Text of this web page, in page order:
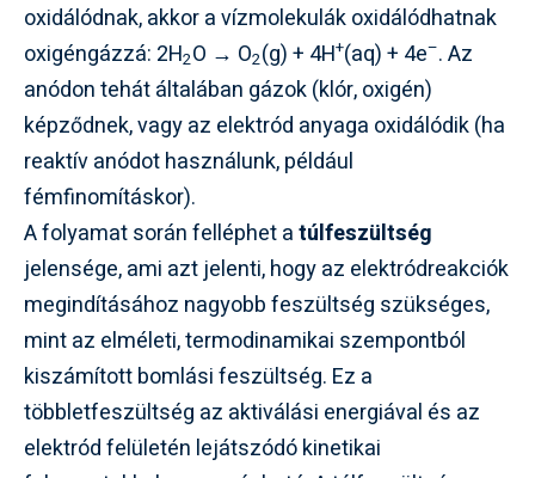
oxidálódnak, akkor a vízmolekulák oxidálódhatnak
oxigéngázzá: 2H2O → O2(g) + 4H+(aq) + 4e–. Az
anódon tehát általában gázok (klór, oxigén)
képződnek, vagy az elektród anyaga oxidálódik (ha
reaktív anódot használunk, például
fémfinomításkor).
A folyamat során felléphet atúlfeszültség
jelensége, ami azt jelenti, hogy az elektródreakciók
megindításához nagyobb feszültség szükséges,
mint az elméleti, termodinamikai szempontból
kiszámított bomlási feszültség. Ez a
többletfeszültség az aktiválási energiával és az
elektród felületén lejátszódó kinetikai